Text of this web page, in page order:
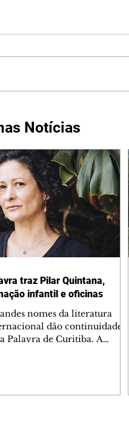
Notícias
traz Pilar Quintana,
infantil e oficinas
nomes da literatura
dão continuidade
Palavra de Curitiba. A